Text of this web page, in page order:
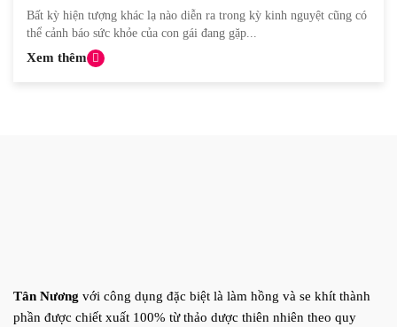
Bất kỳ hiện tượng khác lạ nào diễn ra trong kỳ kinh nguyệt cũng có
thể cảnh báo sức khỏe của con gái đang gặp...
Xem thêm
Tân Nương với công dụng đặc biệt là làm hồng và se khít thành
phần được chiết xuất 100% từ thảo dược thiên nhiên theo quy